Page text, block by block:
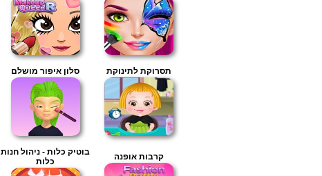
תסרוקת לתינוקת סלון איפור מושלם
קרבות אופנה
בוטיק כלות - ניהול חנות
כלות